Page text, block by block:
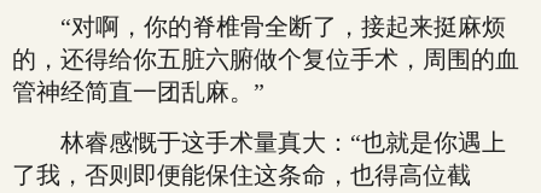
“对啊，你的脊椎骨全断了，接起来挺麻烦
的，还得给你五脏六腑做个复位手术，周围的血
管神经简直一团乱麻。”
林睿感慨于这手术量真大：“也就是你遇上
了我，否则即便能保住这条命，也得高位截